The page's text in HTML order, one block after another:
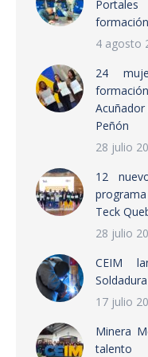
4 agosto
24
Peñón
28 julio
12
Teck
28 julio
CEIM
17 julio
Minera
talento